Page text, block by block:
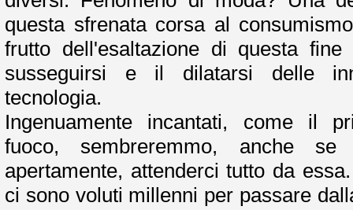
questa sfrenata corsa al
frutto dell'esaltazione di questa
susseguirsi e il dilatarsi delle
tecnologia.
Ingenuamente incantati, come il
fuoco, sembreremmo, anche
apertamente, attenderci tutto da
ci sono voluti millenni per passare